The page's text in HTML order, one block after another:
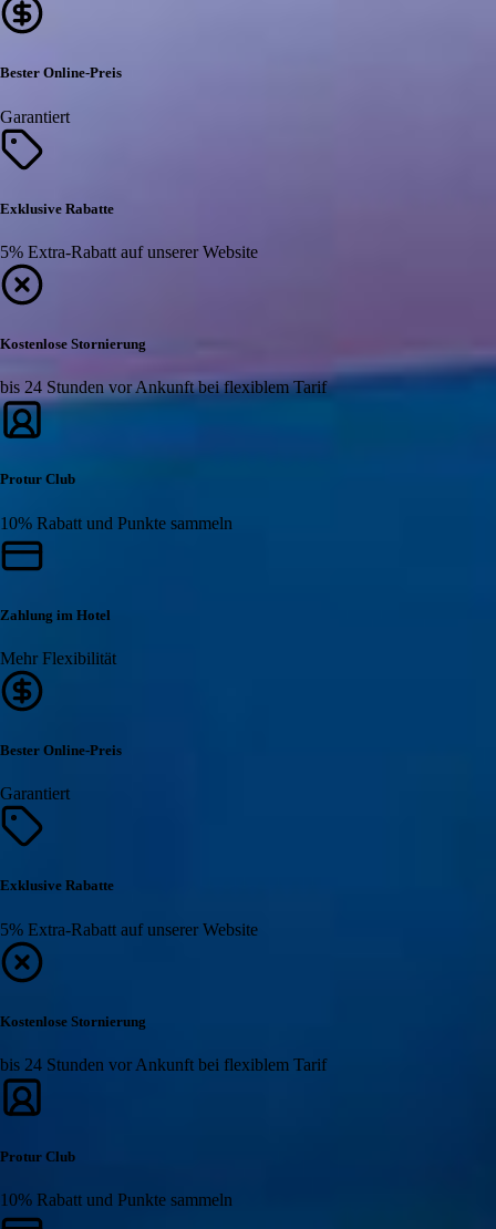
Bester Online-Preis
Garantiert
Exklusive Rabatte
5% Extra-Rabatt auf unserer Website
Kostenlose Stornierung
bis 24 Stunden vor Ankunft bei flexiblem Tarif
Protur Club
10% Rabatt und Punkte sammeln
Zahlung im Hotel
Mehr Flexibilität
Bester Online-Preis
Garantiert
Exklusive Rabatte
5% Extra-Rabatt auf unserer Website
Kostenlose Stornierung
bis 24 Stunden vor Ankunft bei flexiblem Tarif
Protur Club
10% Rabatt und Punkte sammeln